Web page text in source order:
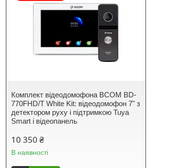
Комплект відеодомофона BCOM BD-
770FHD/T White Kit: відеодомофон 7" з
детектором руху і підтримкою Tuya
Smart і відеопанель
10 350 ₴
В наявності